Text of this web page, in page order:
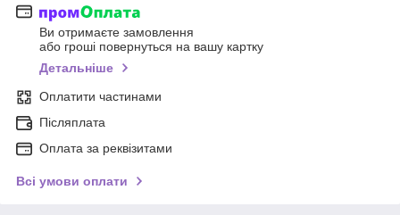
Ви отримаєте замовлення
або гроші повернуться на вашу картку
Детальніше
Оплатити частинами
Післяплата
Оплата за реквізитами
Всі умови оплати